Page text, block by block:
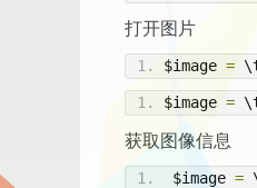
打开图片
$image =
$image =
获取图像信息
$image =